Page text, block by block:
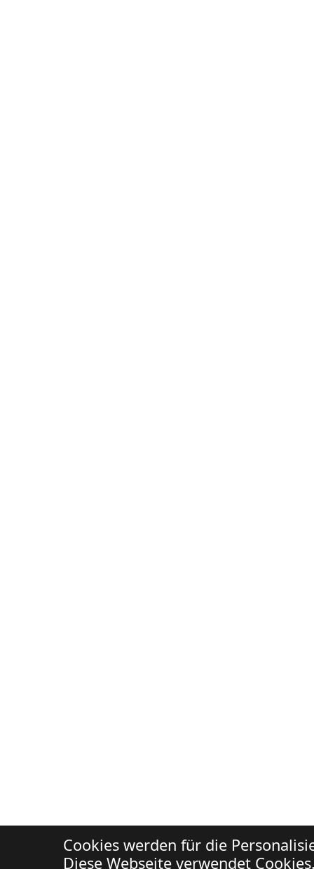
Cookies werden für die
Diese Webseite verwendet